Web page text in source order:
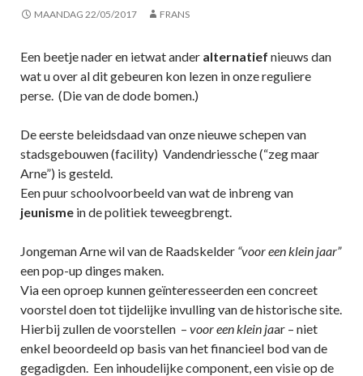
MAANDAG 22/05/2017 FRANS
Een beetje nader en ietwat ander alternatief nieuws dan
wat u over al dit gebeuren kon lezen in onze reguliere
perse. (Die van de dode bomen.)
De eerste beleidsdaad van onze nieuwe schepen van
stadsgebouwen (facility) Vandendriessche (“zeg maar
Arne”) is gesteld.
Een puur schoolvoorbeeld van wat de inbreng van
jeunisme in de politiek teweegbrengt.
Jongeman Arne wil van de Raadskelder “voor een klein jaar”
een pop-up dinges maken.
Via een oproep kunnen geïnteresseerden een concreet
voorstel doen tot tijdelijke invulling van de historische site.
Hierbij zullen de voorstellen – voor een klein jaar – niet
enkel beoordeeld op basis van het financieel bod van de
gegadigden. Een inhoudelijke component, een visie op de